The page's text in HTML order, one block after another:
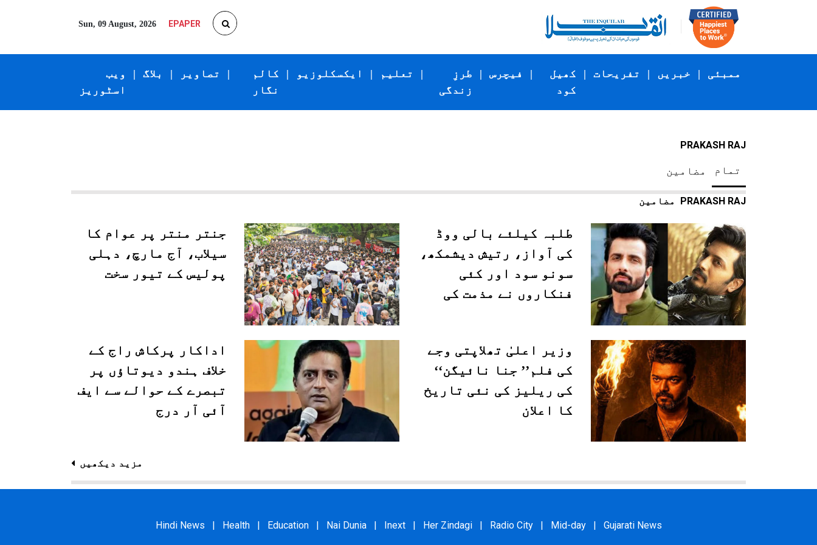
Sun, 09 August, 2026 EPAPER
ویب
اسٹوریز
| بلاگ | تصاویر |
کالم
نگار
| ایکسکلوزیو | تعلیم |
طرزِ
زندگی
| فیچرس |
کھیل
کود
| تفریحات | خبریں | ممبئی
PRAKASH RAJ
مضامین تمام
PRAKASH RAJ
طلبہ کیلئے بالی ووڈ
کی آواز، رتیش دیشمکھ،
سونو سود اور کئی
فنکاروں نے مذمت کی
جنتر منتر پر عوام کا
سیلاب، آج مارچ، دہلی
پولیس کے تیور سخت
وزیر اعلیٰ تھلاپتی وجے
کی فلم’’ جنا نائیگن‘‘
کی ریلیز کی نئی تاریخ
کا اعلان
اداکار پرکاش راج کے
خلاف ہندو دیوتاؤں پر
تبصرے کے حوالے سے ایف
آئی آر درج
مزید دیکھیں
Hindi News Health Education Nai Dunia Inext Her Zindagi Radio City Mid-day Gujarati News